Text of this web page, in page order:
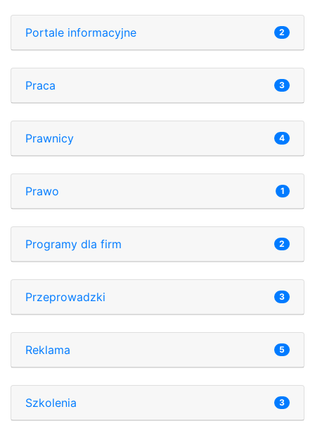
Portale informacyjne 2
Praca 3
Prawnicy 4
Prawo 1
Programy dla firm 2
Przeprowadzki 3
Reklama 5
Szkolenia 3